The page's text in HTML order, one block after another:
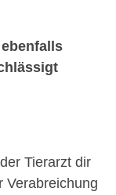
Tierarzt dir
Verabreichung